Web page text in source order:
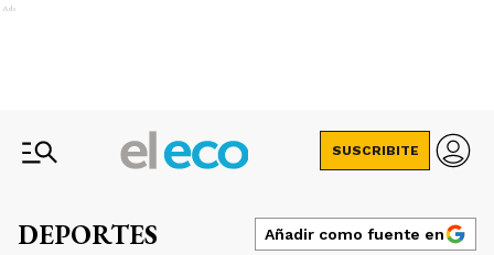
Ads
SUSCRIBITE
DEPORTES Añadir como fuente en